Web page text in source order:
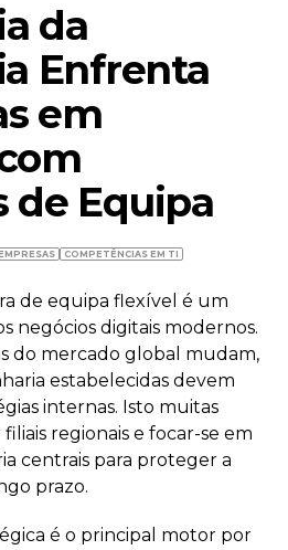
da
Enfrenta
em
de Equipa
COMPETÊNCIAS EM TI
de equipa flexível é um
negócios digitais modernos.
do mercado global mudam,
estabelecidas devem
internas. Isto muitas
regionais e focar-se em
centrais para proteger a
prazo.
é o principal motor por